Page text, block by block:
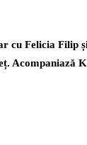
cu Felicia
Acompaniază